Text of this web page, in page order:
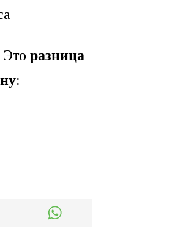
Это разница
: